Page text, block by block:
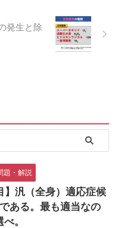
発生と除
題・解説
汎（全身）適応症候
ある。最も適当なの
。